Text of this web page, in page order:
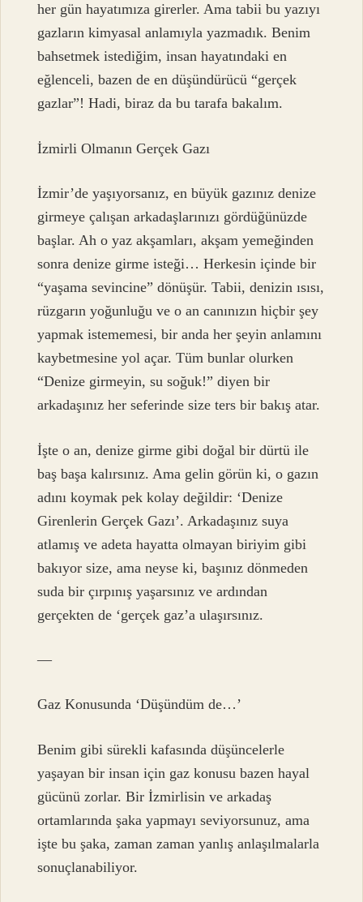
her gün hayatımıza girerler. Ama tabii bu yazıyı
gazların kimyasal anlamıyla yazmadık. Benim
bahsetmek istediğim, insan hayatındaki en
eğlenceli, bazen de en düşündürücü “gerçek
gazlar”! Hadi, biraz da bu tarafa bakalım.
İzmirli Olmanın Gerçek Gazı
İzmir’de yaşıyorsanız, en büyük gazınız denize
girmeye çalışan arkadaşlarınızı gördüğünüzde
başlar. Ah o yaz akşamları, akşam yemeğinden
sonra denize girme isteği… Herkesin içinde bir
“yaşama sevincine” dönüşür. Tabii, denizin ısısı,
rüzgarın yoğunluğu ve o an canınızın hiçbir şey
yapmak istememesi, bir anda her şeyin anlamını
kaybetmesine yol açar. Tüm bunlar olurken
“Denize girmeyin, su soğuk!” diyen bir
arkadaşınız her seferinde size ters bir bakış atar.
İşte o an, denize girme gibi doğal bir dürtü ile
baş başa kalırsınız. Ama gelin görün ki, o gazın
adını koymak pek kolay değildir: ‘Denize
Girenlerin Gerçek Gazı’. Arkadaşınız suya
atlamış ve adeta hayatta olmayan biriyim gibi
bakıyor size, ama neyse ki, başınız dönmeden
suda bir çırpınış yaşarsınız ve ardından
gerçekten de ‘gerçek gaz’a ulaşırsınız.
—
Gaz Konusunda ‘Düşündüm de…’
Benim gibi sürekli kafasında düşüncelerle
yaşayan bir insan için gaz konusu bazen hayal
gücünü zorlar. Bir İzmirlisin ve arkadaş
ortamlarında şaka yapmayı seviyorsunuz, ama
işte bu şaka, zaman zaman yanlış anlaşılmalarla
sonuçlanabiliyor.